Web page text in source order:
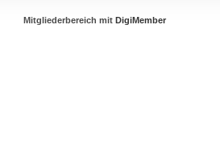
Mitgliederbereich mit DigiMember